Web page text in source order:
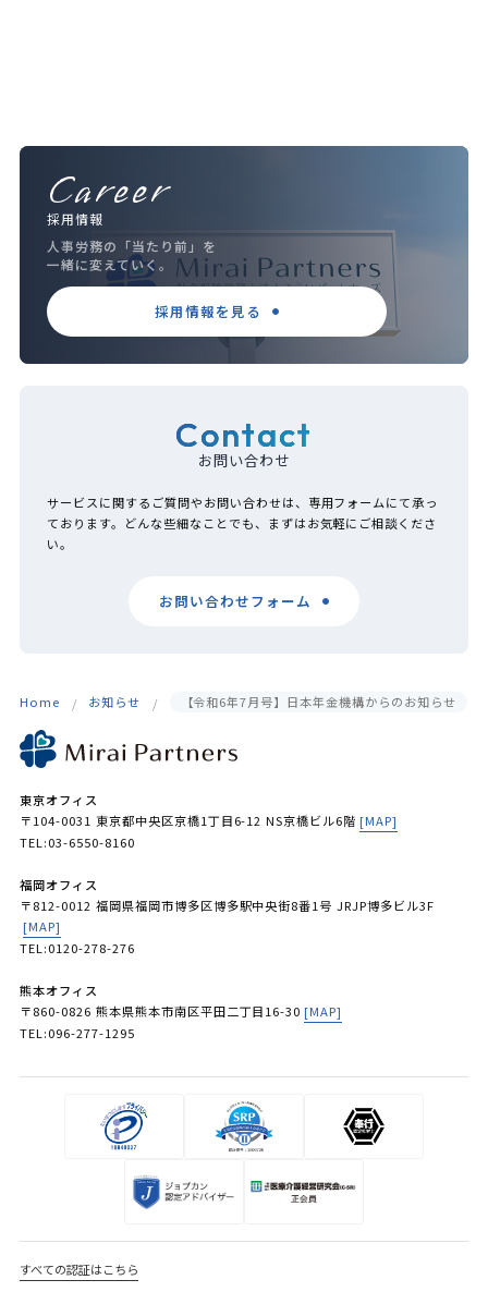
Career
採用情報
人事労務の「当たり前」を
一緒に変えていく。
採用情報を見る
Contact
お問い合わせ
サービスに関するご質問やお問い合わせは、専用フォームにて承っ
ております。どんな些細なことでも、まずはお気軽にご相談くださ
い。
お問い合わせフォーム
Home お知らせ 【令和6年7月号】日本年金機構からのお知らせ
東京オフィス
〒104-0031 東京都中央区京橋1丁目6-12 NS京橋ビル6階 [MAP]
TEL:03-6550-8160
福岡オフィス
〒812-0012 福岡県福岡市博多区博多駅中央街8番1号 JRJP博多ビル3F
[MAP]
TEL:0120-278-276
熊本オフィス
〒860-0826 熊本県熊本市南区平田二丁目16-30 [MAP]
TEL:096-277-1295
すべての認証はこちら